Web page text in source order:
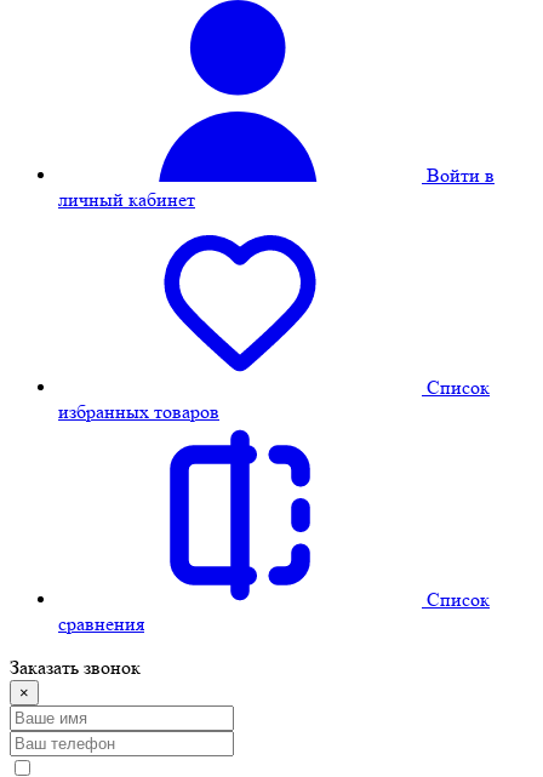
Войти в
личный кабинет
Cписок
избранных товаров
Cписок
сравнения
Заказать звонок
×